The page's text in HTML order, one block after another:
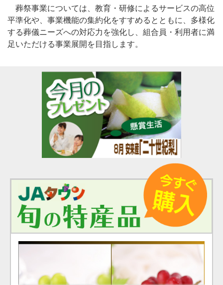
葬祭事業については、教育・研修によるサービスの高位
平準化や、事業機能の集約化をすすめるとともに、多様化
する葬儀ニーズへの対応力を強化し、組合員・利用者に満
足いただける事業展開を目指します。